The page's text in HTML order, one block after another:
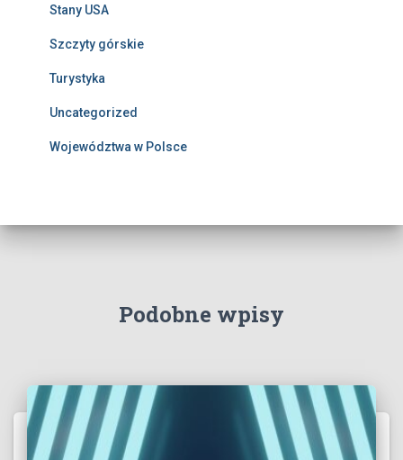
Stany USA
Szczyty górskie
Turystyka
Uncategorized
Województwa w Polsce
Podobne wpisy